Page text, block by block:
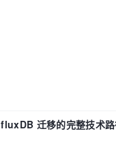
迁移的完整技术